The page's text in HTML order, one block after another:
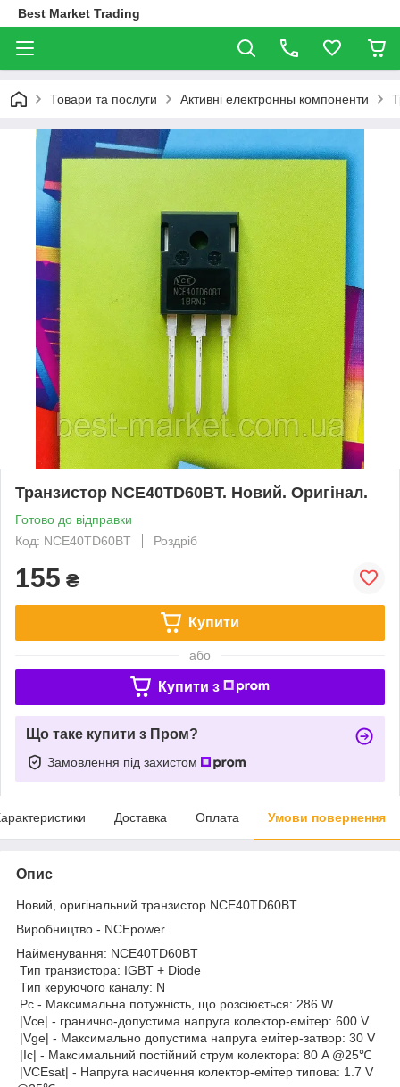
Best Market Trading
Товари та послуги Активні електронны компоненти
Транзистор NCE40TD60BT. Новий. Оригінал.
Готово до відправки
Код: NCE40TD60BT
Роздріб
155 ₴
Купити
або
Купити з
Що таке купити з Пром?
Замовлення під захистом
Доставка Оплата Умови повернення
Опис
Новий, оригінальний транзистор NCE40TD60BT.
Виробництво - NCEpower.
Найменування: NCE40TD60BT
Тип транзистора: IGBT + Diode
Тип керуючого каналу: N
Pc - Максимальна потужність, що розсіюється: 286 W
|Vce| - гранично-допустима напруга колектор-емітер: 600 V
|Vge| - Максимально допустима напруга емітер-затвор: 30 V
|Ic| - Максимальний постійний струм колектора: 80 A @25℃
|VCEsat| - Напруга насичення колектор-емітер типова: 1.7 V